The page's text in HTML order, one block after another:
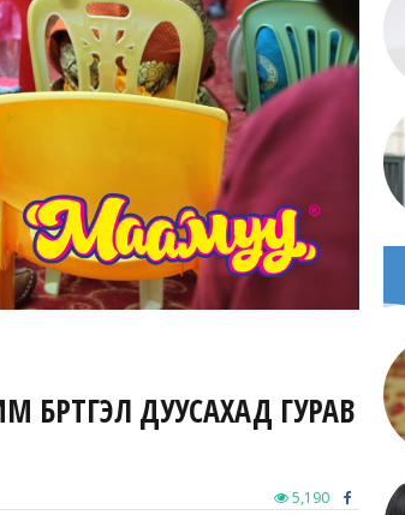
БҮРТГЭЛ ДУУСАХАД ГУРАВ
5,190